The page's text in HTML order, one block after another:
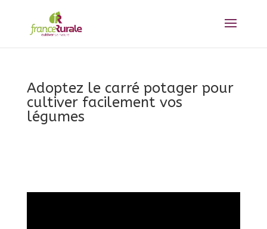
Adoptez le carré potager pour
cultiver facilement vos
légumes